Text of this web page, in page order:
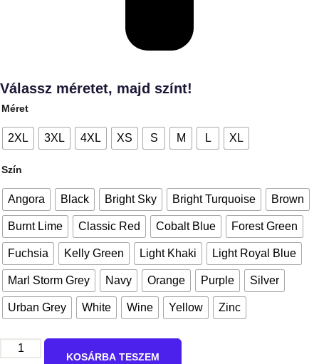
Válassz méretet, majd színt!
Méret
2XL 3XL 4XL XS S M L XL
Szín
Angora Black Bright Sky Bright Turquoise Brown
Burnt Lime Classic Red Cobalt Blue Forest Green
Fuchsia Kelly Green Light Khaki Light Royal Blue
Marl Storm Grey Navy Orange Purple Silver
Urban Grey White Wine Yellow Zinc
KOSÁRBA TESZEM